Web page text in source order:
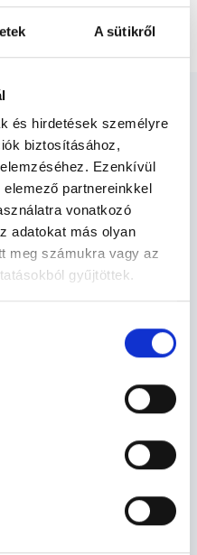
A sütikről
és hirdetések személyre
biztosításához,
Ezenkívül
partnereinkkel
vonatkozó
adatokat más olyan
meg számukra vagy az
gyűjtöttek.
info/foglaljorvost-
-
problémák, az
két ember viszonyát.
segíti konfliktusaik,
KAPCSOLÓDÓ
orvosok